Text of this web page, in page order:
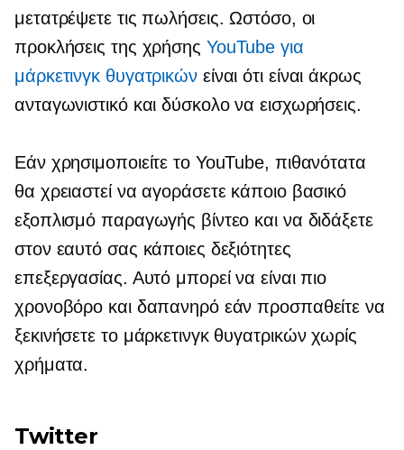
μετατρέψετε τις πωλήσεις. Ωστόσο, οι
προκλήσεις της χρήσης YouTube για
μάρκετινγκ θυγατρικώνείναι ότι είναι άκρως
ανταγωνιστικό και δύσκολο να εισχωρήσεις.
Εάν χρησιμοποιείτε το YouTube, πιθανότατα
θα χρειαστεί να αγοράσετε κάποιο βασικό
εξοπλισμό παραγωγής βίντεο και να διδάξετε
στον εαυτό σας κάποιες δεξιότητες
επεξεργασίας. Αυτό μπορεί να είναι πιο
χρονοβόρο και δαπανηρό εάν προσπαθείτε να
ξεκινήσετε το μάρκετινγκ θυγατρικών χωρίς
χρήματα.
Twitter